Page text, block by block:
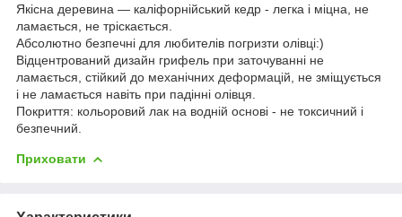
Якісна деревина — каліфорнійський кедр - легка і міцна, не
ламається, не тріскається.
Абсолютно безпечні для любителів погризти олівці:)
Відцентрований дизайн грифель при заточуванні не
ламається, стійкий до механічних деформацій, не зміщується
і не ламається навіть при падінні олівця.
Покриття: кольоровий лак на водній основі - не токсичний і
безпечний.
Приховати